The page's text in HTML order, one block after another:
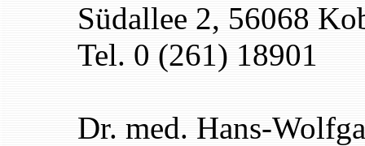
Südallee 2, 56068
Tel. 0 (261) 18901
Dr. med. Hans-